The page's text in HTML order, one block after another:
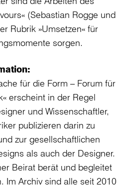
(Sebastian Rogge und
Rubrik »Umsetzen« für
sorgen.
für die Form – Forum für
erscheint in der Regel
und Wissenschaftler,
publizieren darin zu
zur gesellschaftlichen
als auch der Designer.
Beirat berät und begleitet
Im Archiv sind alle seit 2010